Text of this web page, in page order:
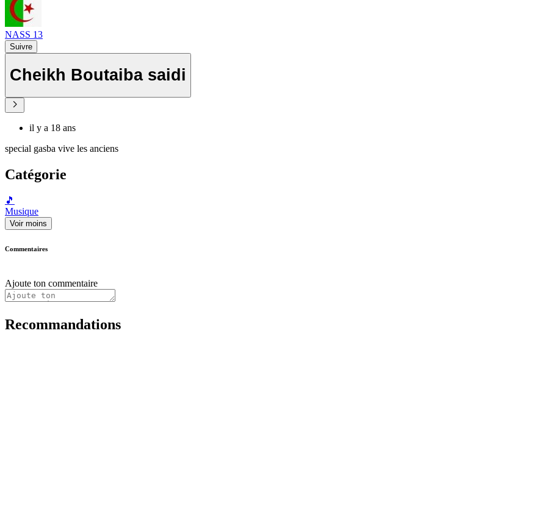
NASS 13
Suivre
Cheikh Boutaiba saidi
il y a 18 ans
special gasba vive les anciens
Catégorie
🎵
Musique
Voir moins
Commentaires
Ajoute ton commentaire
Recommandations